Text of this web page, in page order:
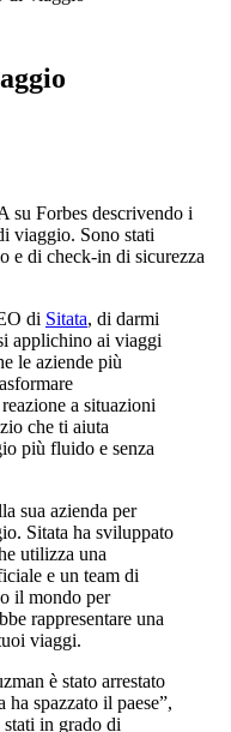
su Forbes descrivendo i
viaggio. Sono stati
e di check-in di sicurezza
di Sitata, di darmi
applichino ai viaggi
le aziende più
a situazioni
che ti aiuta
più fluido e senza
sua azienda per
Sitata ha sviluppato
utilizza una
e un team di
il mondo per
rappresentare una
viaggi.
è stato arrestato
spazzato il paese”,
stati in grado di